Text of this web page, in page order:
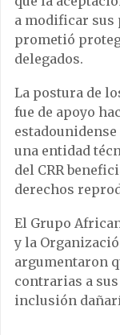
a modificar
prometió
delegados.
La postura de
fue de apoyo
una entidad
del CRR
derechos
El Grupo
y la
argumentaron
contrarias a
inclusión